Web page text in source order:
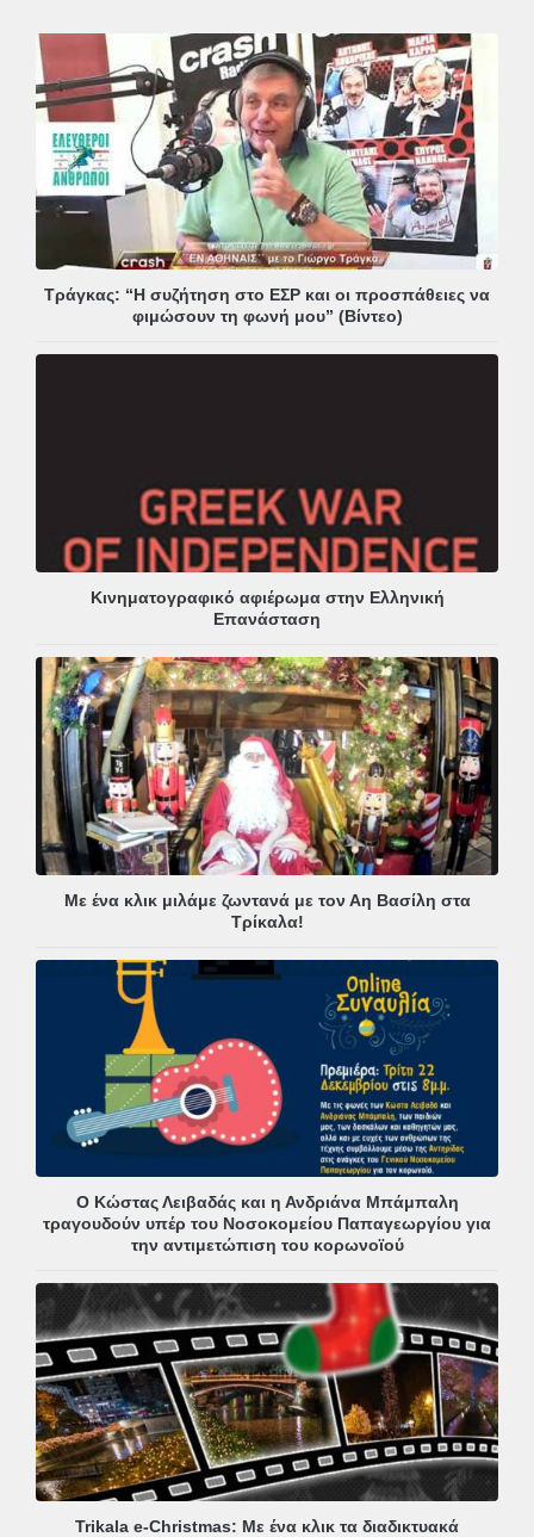
Τράγκας: “Η συζήτηση στο ΕΣΡ και οι προσπάθειες να
φιμώσουν τη φωνή μου” (Βίντεο)
Κινηματογραφικό αφιέρωμα στην Ελληνική
Επανάσταση
Με ένα κλικ μιλάμε ζωντανά με τον Αη Βασίλη στα
Τρίκαλα!
Ο Κώστας Λειβαδάς και η Ανδριάνα Μπάμπαλη
τραγουδούν υπέρ του Νοσοκομείου Παπαγεωργίου για
την αντιμετώπιση του κορωνοϊού
Trikala e-Christmas: Με ένα κλικ τα διαδικτυακά